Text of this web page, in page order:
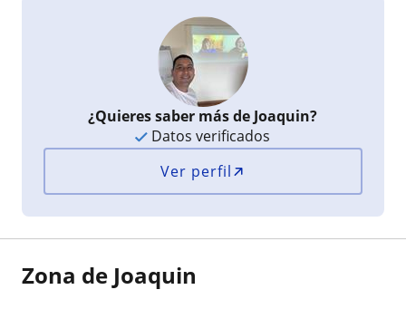
¿Quieres saber más de Joaquin?
Datos verificados
Ver perfil
Zona de Joaquin